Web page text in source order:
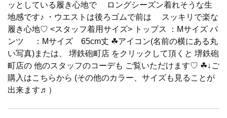
ッとしている履き心地で ロングシーズン着れそうな生
地感です♪ ・ウエストは後ろゴムで前は スッキリで楽な
履き心地♡ <スタッフ着用サイズ> トップス ：Mサイズ パ
ンツ ：Mサイズ 65cm丈 ☘アイコン(名前の横にある丸
い写真)または、 堺鉄砲町店 をクリックして頂くと 堺鉄砲
町店の 他のスタッフのコーデも ご覧いただけます♡ ☘↓ご
購入はこちらから (その他のカラー、サイズも見ることが
出来ます♬）